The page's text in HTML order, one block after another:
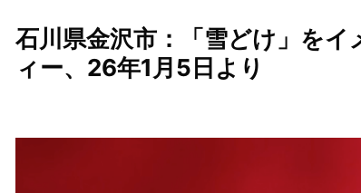
石川県金沢市：「雪どけ」を
ィー、26年1月5日より